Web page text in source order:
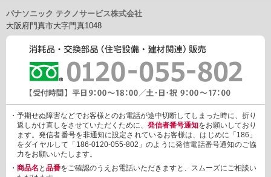
パナソニック テクノサービス株式会社
大阪府門真市大字門真1048
・予期せぬ障害などでお客様とのお電話が途中切断してしまった時に、折り
返しかけ直しをさせていただくために、 発信者番号通知をお願いしており
ます。発信者番号を非通知に設定されているお客様は、はじめに「186」
をダイヤルして「186-0120-055-802」のように発信電話番号通知のご協
力をお願いいたします。
・ 商品名 と 品番をご確認のうえお電話いただきますと、スムーズにご相談い